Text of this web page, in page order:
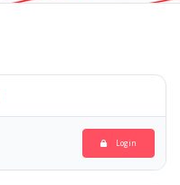
Login